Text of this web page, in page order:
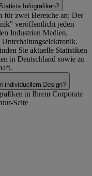
Infografiken?
für zwei Bereiche an: Der
veröffentlicht jeden
Industrien Medien,
Sie aktuelle Statistiken
in Deutschland sowie zu
individuellem Design?
in Ihrem Corporate
Seite